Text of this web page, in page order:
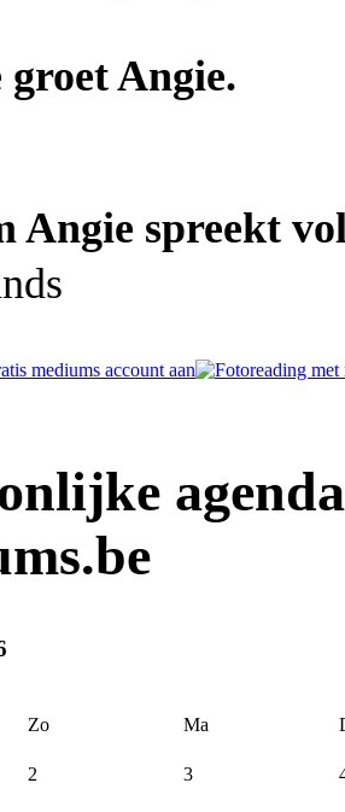
Angie.
Angie spreekt
Zo Ma
2 3